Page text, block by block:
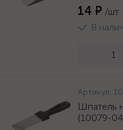
14 ₽ /шт
В
Артикул:
Шпатель
{10079-